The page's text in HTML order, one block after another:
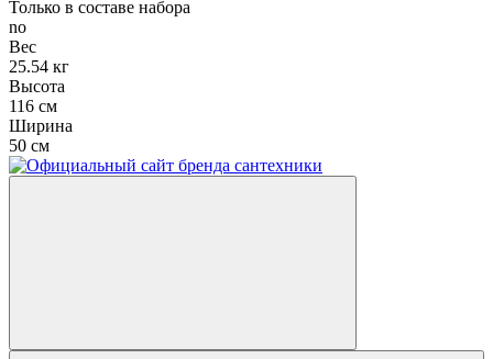
Только в составе набора
no
Вес
25.54 кг
Высота
116 см
Ширина
50 см